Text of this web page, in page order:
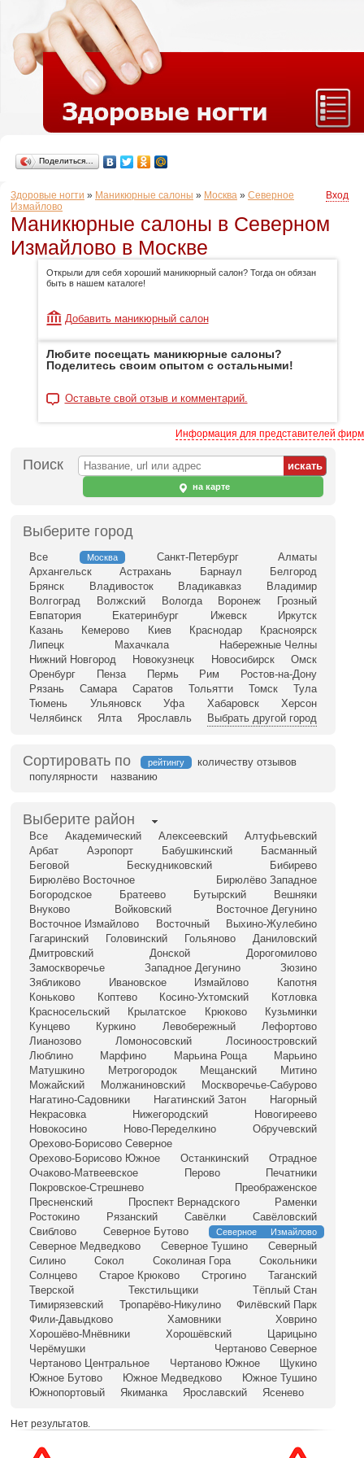
Поделиться…
Здоровые ногти » Маникюрные салоны » Москва » Северное
Измайлово
Вход
Маникюрные салоны в Северном
Измайлово в Москве
Открыли для себя хороший маникюрный салон? Тогда он обязан
быть в нашем каталоге!
Добавить маникюрный салон
Любите посещать маникюрные салоны?
Поделитесь своим опытом с остальными!
Оставьте свой отзыв и комментарий.
Информация для представителей фирм
Поиск
на карте
Выберите город
Все Москва Санкт-Петербург
Алматы
Архангельск
Астрахань Барнаул
Белгород
Брянск
Владивосток Владикавказ
Владимир
Волгоград
Волжский Вологда Воронеж
Грозный
Евпатория
Екатеринбург Ижевск
Иркутск
Казань
Кемерово Киев Краснодар
Красноярск
Липецк
Махачкала
Набережные Челны
Нижний Новгород
Новокузнецк Новосибирск
Омск
Оренбург
Пенза Пермь Рим
Ростов-на-Дону
Рязань
Самара Саратов Тольятти Томск
Тула
Тюмень
Ульяновск Уфа Хабаровск
Херсон
Челябинск
Ялта Ярославль Выбрать другой город
Сортировать по рейтингу
количеству отзывов
популярности
названию
Выберите район
Все Академический Алексеевский
Алтуфьевский
Арбат
Аэропорт Бабушкинский
Басманный
Беговой
Бескудниковский
Бибирево
Бирюлёво Восточное
Бирюлёво Западное
Богородское
Братеево Бутырский
Вешняки
Внуково
Войковский
Восточное Дегунино
Восточное Измайлово
Восточный
Выхино-Жулебино
Гагаринский
Головинский Гольяново
Даниловский
Дмитровский
Донской
Дорогомилово
Замоскворечье
Западное Дегунино
Зюзино
Зябликово
Ивановское Измайлово
Капотня
Коньково
Коптево Косино-Ухтомский
Котловка
Красносельский
Крылатское Крюково
Кузьминки
Кунцево
Куркино Левобережный
Лефортово
Лианозово
Ломоносовский
Лосиноостровский
Люблино
Марфино Марьина Роща
Марьино
Матушкино
Метрогородок Мещанский
Митино
Можайский
Молжаниновский
Москворечье-Сабурово
Нагатино-Садовники
Нагатинский Затон
Нагорный
Некрасовка
Нижегородский
Новогиреево
Новокосино
Ново-Переделкино
Обручевский
Орехово-Борисово Северное
Орехово-Борисово Южное
Останкинский
Отрадное
Очаково-Матвеевское
Перово
Печатники
Покровское-Стрешнево
Преображенское
Пресненский
Проспект Вернадского
Раменки
Ростокино
Рязанский Савёлки
Савёловский
Свиблово
Северное Бутово Северное Измайлово
Северное Медведково Северное Тушино
Северный
Силино
Сокол Соколиная Гора
Сокольники
Солнцево
Старое Крюково Строгино
Таганский
Тверской
Текстильщики
Тёплый Стан
Тимирязевский
Тропарёво-Никулино
Филёвский Парк
Фили-Давыдково
Хамовники
Ховрино
Хорошёво-Мнёвники
Хорошёвский
Царицыно
Черёмушки
Чертаново Северное
Чертаново Центральное
Чертаново Южное
Щукино
Южное Бутово
Южное Медведково
Южное Тушино
Южнопортовый
Якиманка Ярославский Ясенево
Нет результатов.